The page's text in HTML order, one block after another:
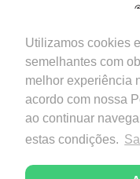
Utilizamos cookies
semelhantes com
melhor experiência
acordo com nossa
ao continuar
estas condições.
Copyright © 2026 -